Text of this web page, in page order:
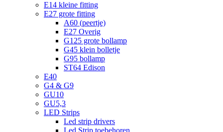
E14 kleine fitting
E27 grote fitting
A60 (peertje)
E27 Overig
G125 grote bollamp
G45 klein bolletje
G95 bollamp
ST64 Edison
E40
G4 & G9
GU10
GU5,3
LED Strips
Led strip drivers
Led Strip toebehoren